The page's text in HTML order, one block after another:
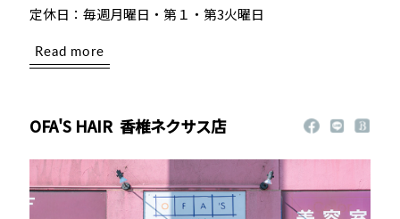
定休日：毎週月曜日・第１・第3火曜日
Read more
OFA'S HAIR 香椎ネクサス店